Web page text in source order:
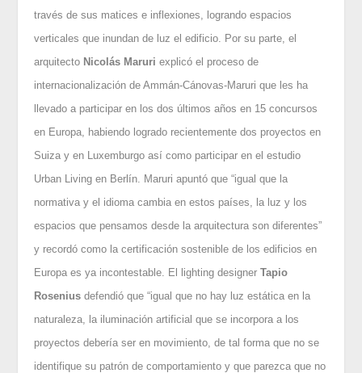
través de sus matices e inflexiones, logrando espacios
verticales que inundan de luz el edificio. Por su parte, el
arquitecto Nicolás Maruri explicó el proceso de
internacionalización de Ammán-Cánovas-Maruri que les ha
llevado a participar en los dos últimos años en 15 concursos
en Europa, habiendo logrado recientemente dos proyectos en
Suiza y en Luxemburgo así como participar en el estudio
Urban Living en Berlín. Maruri apuntó que “igual que la
normativa y el idioma cambia en estos países, la luz y los
espacios que pensamos desde la arquitectura son diferentes”
y recordó como la certificación sostenible de los edificios en
Europa es ya incontestable. El lighting designerTapio
Rosenius defendió que “igual que no hay luz estática en la
naturaleza, la iluminación artificial que se incorpora a los
proyectos debería ser en movimiento, de tal forma que no se
identifique su patrón de comportamiento y que parezca que no